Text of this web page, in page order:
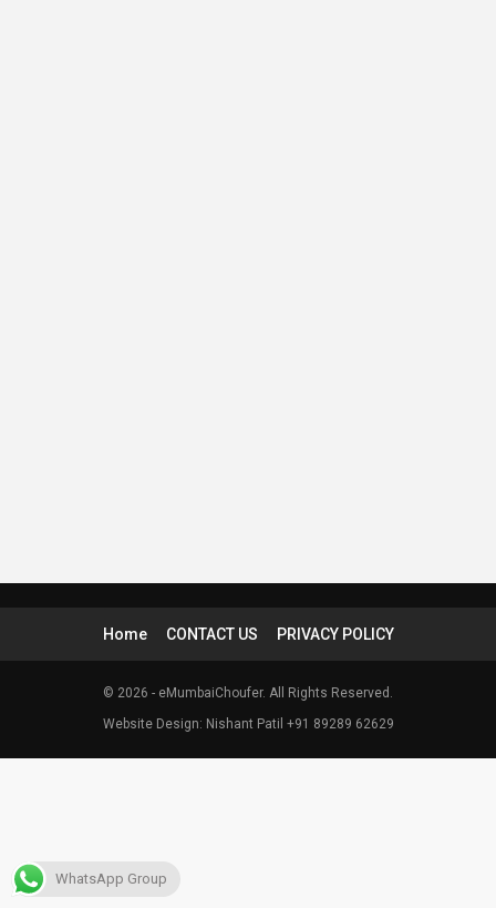
Home CONTACT US PRIVACY POLICY
© 2026 - eMumbaiChoufer. All Rights Reserved.
Website Design: Nishant Patil +91 89289 62629
WhatsApp Group